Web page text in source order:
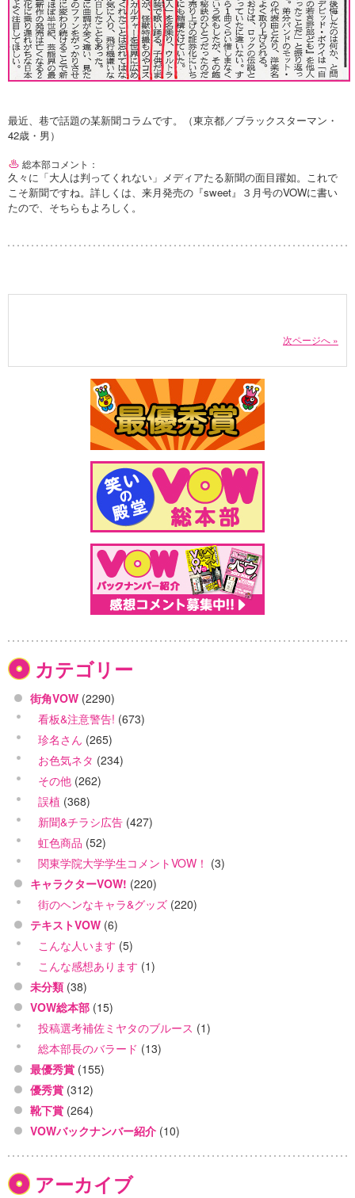
最近、巷で話題の某新聞コラムです。（東京都／ブラックスターマン・
42歳・男）
総本部コメント：
久々に「大人は判ってくれない」メディアたる新聞の面目躍如。これで
こそ新聞ですね。詳しくは、来月発売の『sweet』３月号のVOWに書い
たので、そちらもよろしく。
次ページへ »
カテゴリー
街角VOW (2290)
看板&注意警告! (673)
珍名さん (265)
お色気ネタ (234)
その他 (262)
誤植 (368)
新聞&チラシ広告 (427)
虹色商品 (52)
関東学院大学学生コメントVOW！ (3)
キャラクターVOW! (220)
街のヘンなキャラ&グッズ (220)
テキストVOW (6)
こんな人います (5)
こんな感想あります (1)
未分類 (38)
VOW総本部 (15)
投稿選考補佐ミヤタのブルース (1)
総本部長のバラード (13)
最優秀賞 (155)
優秀賞 (312)
靴下賞 (264)
VOWバックナンバー紹介 (10)
アーカイブ